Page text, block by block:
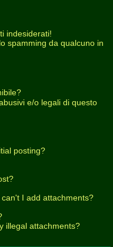
indesiderati!
spamming da qualcuno in
e/o legali di questo
posting?
I add attachments?
illegal attachments?